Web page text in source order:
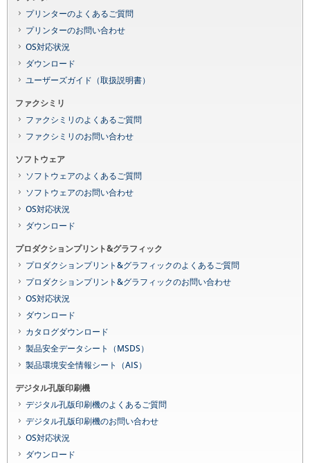
プリンターのよくあるご質問
プリンターのお問い合わせ
OS対応状況
ダウンロード
ユーザーズガイド（取扱説明書）
ファクシミリ
ファクシミリのよくあるご質問
ファクシミリのお問い合わせ
ソフトウェア
ソフトウェアのよくあるご質問
ソフトウェアのお問い合わせ
OS対応状況
ダウンロード
プロダクションプリント&グラフィック
プロダクションプリント&グラフィックのよくあるご質問
プロダクションプリント&グラフィックのお問い合わせ
OS対応状況
ダウンロード
カタログダウンロード
製品安全データシート（MSDS）
製品環境安全情報シート（AIS）
デジタル孔版印刷機
デジタル孔版印刷機のよくあるご質問
デジタル孔版印刷機のお問い合わせ
OS対応状況
ダウンロード